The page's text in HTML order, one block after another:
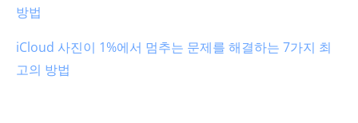
방법
iCloud 사진이 1%에서 멈추는 문제를 해결하는 7가지 최
고의 방법